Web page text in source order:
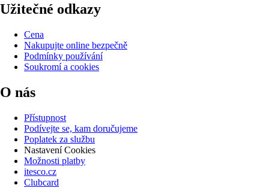
Užitečné odkazy
Cena
Nakupujte online bezpečně
Podmínky používání
Soukromí a cookies
O nás
Přístupnost
Podívejte se, kam doručujeme
Poplatek za službu
Nastavení Cookies
Možnosti platby
itesco.cz
Clubcard